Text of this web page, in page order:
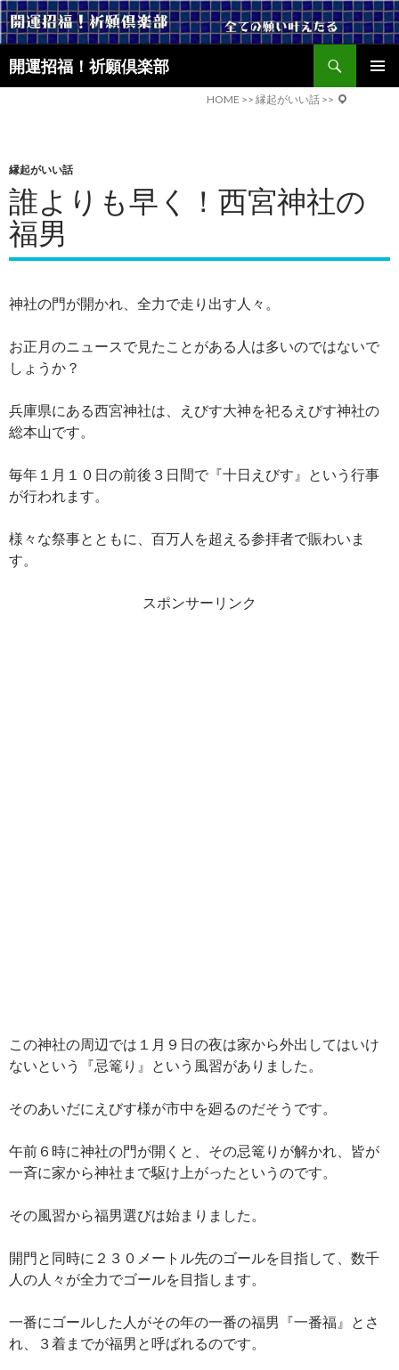
開運招福！祈願倶楽部
索
へ
ス
キ
ッ
プ
HOME >> 縁起がいい話 >>
縁起がいい話
誰よりも早く！西宮神社の
福男
神社の門が開かれ、全力で走り出す人々。
お正月のニュースで見たことがある人は多いのではないで
しょうか？
兵庫県にある西宮神社は、えびす大神を祀るえびす神社の
総本山です。
毎年１月１０日の前後３日間で『十日えびす』という行事
が行われます。
様々な祭事とともに、百万人を超える参拝者で賑わいま
す。
スポンサーリンク
この神社の周辺では１月９日の夜は家から外出してはいけ
ないという『忌篭り』という風習がありました。
そのあいだにえびす様が市中を廻るのだそうです。
午前６時に神社の門が開くと、その忌篭りが解かれ、皆が
一斉に家から神社まで駆け上がったというのです。
その風習から福男選びは始まりました。
開門と同時に２３０メートル先のゴールを目指して、数千
人の人々が全力でゴールを目指します。
一番にゴールした人がその年の一番の福男『一番福』とさ
れ、３着までが福男と呼ばれるのです。